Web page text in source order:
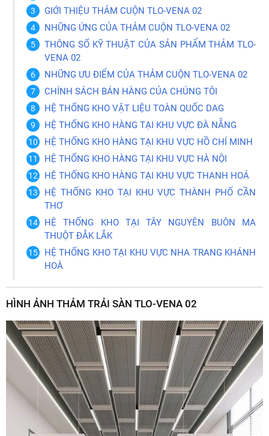
GIỚI THIỆU THẢM CUỘN TLO-VENA 02
NHỮNG ỨNG CỦA THẢM CUỘN TLO-VENA 02
THÔNG SỐ KỸ THUẬT CỦA SẢN PHẨM THẢM TLO-
VENA 02
NHỮNG ƯU ĐIỂM CỦA THẢM CUỘN TLO-VENA 02
CHÍNH SÁCH BÁN HÀNG CỦA CHÚNG TÔI
HỆ THỐNG KHO VẬT LIỆU TOÀN QUỐC DAG
HỆ THỐNG KHO HÀNG TẠI KHU VỰC ĐÀ NẴNG
HỆ THỐNG KHO HÀNG TẠI KHU VỰC HỒ CHÍ MINH
HỆ THỐNG KHO HÀNG TẠI KHU VỰC HÀ NỘI
HỆ THỐNG KHO HÀNG TẠI KHU VỰC THANH HOÁ
HỆ THỐNG KHO TẠI KHU VỰC THÀNH PHỐ CẦN
THƠ
HỆ THỐNG KHO TẠI TÂY NGUYÊN BUÔN MA
THUỘT ĐẮK LẮK
HỆ THỐNG KHO TẠI KHU VỰC NHA TRANG KHÁNH
HOÀ
HÌNH ẢNH THẢM TRẢI SÀN TLO-VENA 02